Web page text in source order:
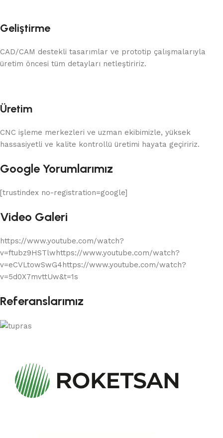
Geliştirme
CAD/CAM destekli tasarımlar ve prototip çalışmalarıyla
üretim öncesi tüm detayları netleştiririz.
Üretim
CNC işleme merkezleri ve uzman ekibimizle, yüksek
hassasiyetli ve kalite kontrollü üretimi hayata geçiririz.
Google Yorumlarımız
[trustindex no-registration=google]
Video Galeri
https://www.youtube.com/watch?
v=ftubz9HSTlwhttps://www.youtube.com/watch?
v=eCVLtowSwG4https://www.youtube.com/watch?
v=5d0X7mvttUw&t=1s
Referanslarımız